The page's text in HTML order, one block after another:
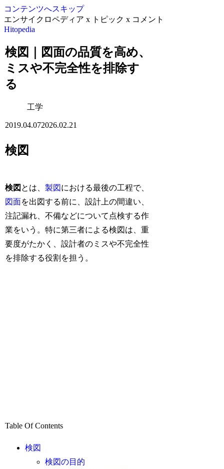
コンテンツへスキップ
エンサイクロペディア x トピック x コメント
Hitopedia
検図｜図面の品質を高め、
ミスや不完全性を排除す
る
工学
2019.04.072026.02.21
検図
検図 とは、製図 における最後の工程で、
図面を出図する前に、設計上の間違い、
注記漏れ、不備などについて点検する作
業をいう。特に第三者による検図は、重
要度がたかく、設計者のミスや不完全性
を排除する役割を担う。
Table Of Contents
検図
検図の目的